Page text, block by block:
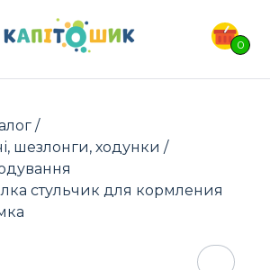
0
ТОВАРІВ:
/
шезлонги, ходунки /
стульчик для кормления